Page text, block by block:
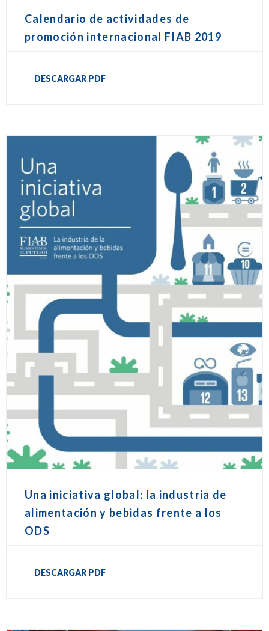
Calendario de actividades de
promoción internacional FIAB 2019
DESCARGAR PDF
Una iniciativa global: la industria de
alimentación y bebidas frente a los
ODS
DESCARGAR PDF